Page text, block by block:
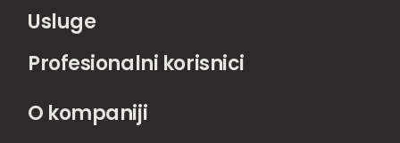
Usluge
Profesionalni korisnici
O kompaniji